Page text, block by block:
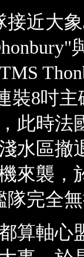
接近大
裝8吋
此時法
水區撤
來襲，
隊完全
算軸心